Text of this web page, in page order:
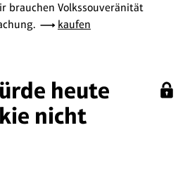
brauchen Volkssouveränität
kaufen
heute
nicht